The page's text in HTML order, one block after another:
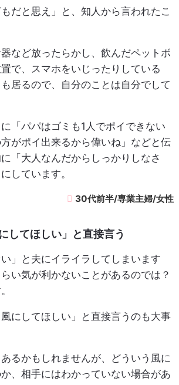
もだと思え」と、知人から言われたこ
など放ったらかし、飲んだペットボ
で、スマホをいじったりしている
居るので、自分のことは自分でして
「パパはゴミも1人でポイできない
がポイ出来るから偉いね」などと伝
「大人なんだからしっかりしなさ
しています。
30代前半/専業主婦/女性
してほしい」と直接言う
」と夫にイライラしてしまいます
い気が利かないことがあるのでは？
にしてほしい」と直接言うのも大事
るかもしれませんが、どういう風に
、相手にはわかっていない場合があ